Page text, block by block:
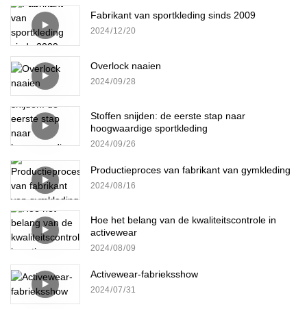
Fabrikant van sportkleding sinds 2009
2024 12 20
Overlock naaien
2024 09 28
Stoffen snijden: de eerste stap naar
hoogwaardige sportkleding
2024 09 26
Productieproces van fabrikant van gymkleding
2024 08 16
Hoe het belang van de kwaliteitscontrole in
activewear
2024 08 09
Activewear-fabrieksshow
2024 07 31